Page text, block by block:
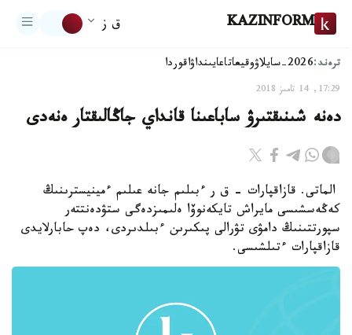
KAZINFORM ق ز
ترەند:2026-سايلاۋ وقيعاتاعايىنداۋاقوردا
17:29, 14 تامىز 2018
دەنە شىنىقتىرۋ ساباعىنا قانداي جاڭالىقتار ەنەدى
الماتى. قازاقپارات - ق ر ءبىلىم جانە عىلىم ءمينيسترىنىڭ
كەڭەسشىسى مايراش تايكەنوۆا ەلىمىزدەگى ستۋدەنتتەر
سپورتتىنىڭ دامۋى تۋرالى پىكىرىن ءبىلدىردى، دەپ حابارلايدى
قازاقپارات ءتىلشىسى.